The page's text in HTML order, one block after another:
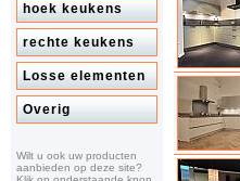
hoek keukens
rechte keukens
Losse elementen
Overig
Wilt u ook uw producten
aanbieden op deze site?